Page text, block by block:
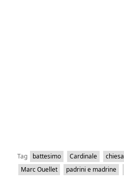
Tag battesimo Cardinale chiesa
Marc Ouellet
padrini e madrine